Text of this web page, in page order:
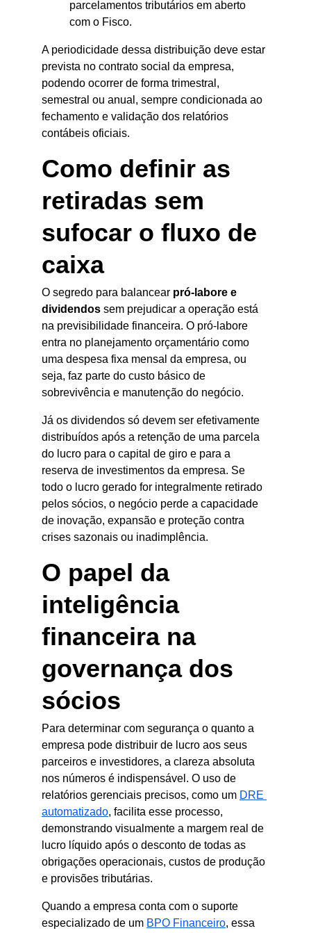
parcelamentos tributários em aberto
com o Fisco.
A periodicidade dessa distribuição deve estar
prevista no contrato social da empresa,
podendo ocorrer de forma trimestral,
semestral ou anual, sempre condicionada ao
fechamento e validação dos relatórios
contábeis oficiais.
Como definir as
retiradas sem
sufocar o fluxo de
caixa
O segredo para balancear pró-labore e
dividendos sem prejudicar a operação está
na previsibilidade financeira. O pró-labore
entra no planejamento orçamentário como
uma despesa fixa mensal da empresa, ou
seja, faz parte do custo básico de
sobrevivência e manutenção do negócio.
Já os dividendos só devem ser efetivamente
distribuídos após a retenção de uma parcela
do lucro para o capital de giro e para a
reserva de investimentos da empresa. Se
todo o lucro gerado for integralmente retirado
pelos sócios, o negócio perde a capacidade
de inovação, expansão e proteção contra
crises sazonais ou inadimplência.
O papel da
inteligência
financeira na
governança dos
sócios
Para determinar com segurança o quanto a
empresa pode distribuir de lucro aos seus
parceiros e investidores, a clareza absoluta
nos números é indispensável. O uso de
relatórios gerenciais precisos, como um DRE
automatizado, facilita esse processo,
demonstrando visualmente a margem real de
lucro líquido após o desconto de todas as
obrigações operacionais, custos de produção
e provisões tributárias.
Quando a empresa conta com o suporte
especializado de um BPO Financeiro, essa